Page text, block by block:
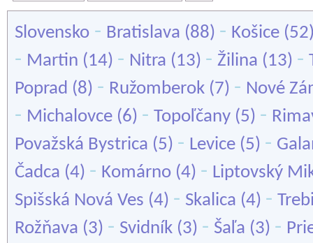
Slovensko - Bratislava (88) - Košice
- Martin (14) - Nitra (13) - Žilina (13) -
Poprad (8) - Ružomberok (7) - Nové
- Michalovce (6) - Topoľčany (5) -
Považská Bystrica (5) - Levice (5) -
Čadca (4) - Komárno (4) - Liptovský
Spišská Nová Ves (4) - Skalica (4) -
Rožňava (3) - Svidník (3) - Šaľa (3) -